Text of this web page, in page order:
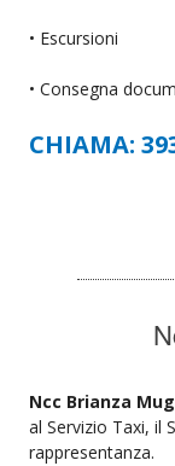
• Escursioni
• Consegna
CHIAMA:
Ncc Brianza
al Servizio Taxi, il
rappresentanza.